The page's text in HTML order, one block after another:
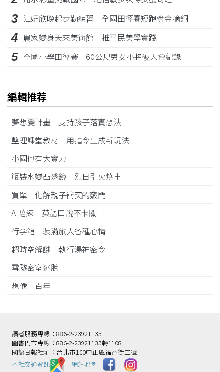
3 江姸欣晚起步勤練習 全國田徑賽短跑奪金摘銅
4 農家變身天來美術館 推平民美學實踐
5 全國小學田徑賽 60公尺男女小將破大會紀錄
編輯推荐
夢想變計畫 支持孩子落實想法
整理課堂教材 用指令生成新玩法
小國也有大實力
瓶裝水變凸透鏡 烈日引火燒車
買單 化解親子衝突的竅門
AI陪練 英語口說不卡關
行李箱 裝滿旅人各種心情
超時空解謎 執行湯神密令
雪隧密室逃脫
想像一百年
讀者服務專線：886-2-23921133
圖書門市專線：886-2-23921133轉1108
國語日報社址：台北市100中正區福州街二號
本社交通資訊️
網站地圖